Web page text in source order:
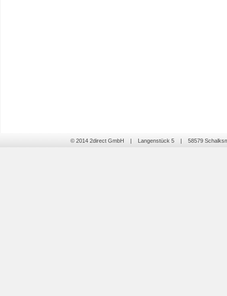
© 2014 2direct GmbH | Langenstück 5 | 58579